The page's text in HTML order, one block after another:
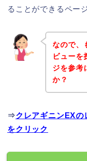
ることができるペー
なので、
ビューを
ジを参考
か？
⇒クレアギニンEXの
をクリック